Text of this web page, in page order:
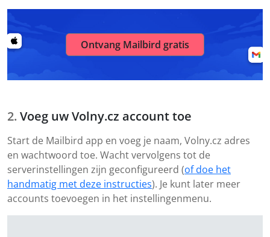
Ontvang Mailbird gratis
Voeg uw Volny.cz account toe
Start de Mailbird app en voeg je naam, Volny.cz adres
en wachtwoord toe. Wacht vervolgens tot de
serverinstellingen zijn geconfigureerd (of doe het
handmatig met deze instructies). Je kunt later meer
accounts toevoegen in het instellingenmenu.